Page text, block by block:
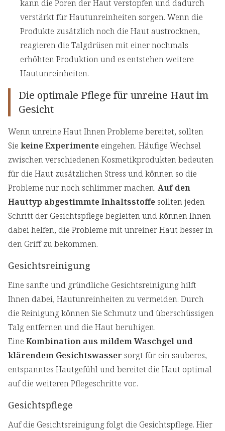
kann die Poren der Haut verstopfen und dadurch
verstärkt für Hautunreinheiten sorgen. Wenn die
Produkte zusätzlich noch die Haut austrocknen,
reagieren die Talgdrüsen mit einer nochmals
erhöhten Produktion und es entstehen weitere
Hautunreinheiten.
Die optimale Pflege für unreine Haut im
Gesicht
Wenn unreine Haut Ihnen Probleme bereitet, sollten
Sie keine Experimente eingehen. Häufige Wechsel
zwischen verschiedenen Kosmetikprodukten bedeuten
für die Haut zusätzlichen Stress und können so die
Probleme nur noch schlimmer machen. Auf den
Hauttyp abgestimmte Inhaltsstoffe sollten jeden
Schritt der Gesichtspflege begleiten und können Ihnen
dabei helfen, die Probleme mit unreiner Haut besser in
den Griff zu bekommen.
Gesichtsreinigung
Eine sanfte und gründliche Gesichtsreinigung hilft
Ihnen dabei, Hautunreinheiten zu vermeiden. Durch
die Reinigung können Sie Schmutz und überschüssigen
Talg entfernen und die Haut beruhigen.
Eine Kombination aus mildem Waschgel und
klärendem Gesichtswasser sorgt für ein sauberes,
entspanntes Hautgefühl und bereitet die Haut optimal
auf die weiteren Pflegeschritte vor..
Gesichtspflege
Auf die Gesichtsreinigung folgt die Gesichtspflege. Hier